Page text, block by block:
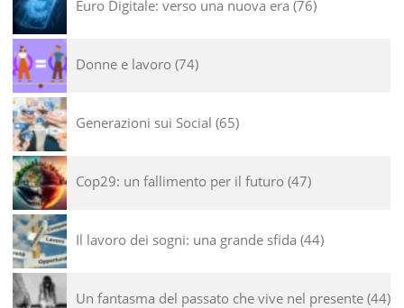
Euro Digitale: verso una nuova era 76
Donne e lavoro 74
Generazioni sui Social 65
Cop29: un fallimento per il futuro 47
Il lavoro dei sogni: una grande sfida 44
Un fantasma del passato che vive nel presente 44